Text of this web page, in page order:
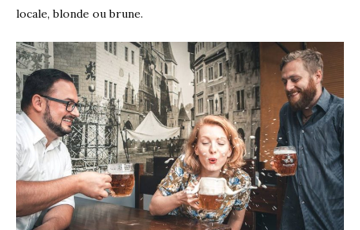
locale, blonde ou brune.